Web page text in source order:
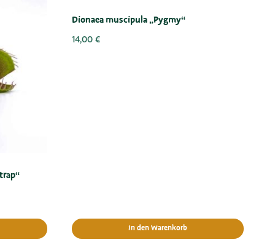
Dionaea muscipula „Pygmy“
14,00 €
In den Warenkorb